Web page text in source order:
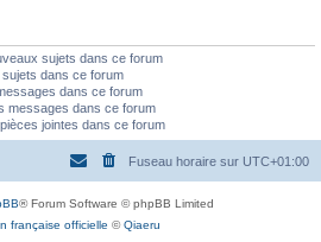
sujets dans ce forum
dans ce forum
dans ce forum
messages dans ce forum
jointes dans ce forum
Fuseau horaire sur UTC+01:00
® Forum Software © phpBB Limited
française officielle ©Qiaeru